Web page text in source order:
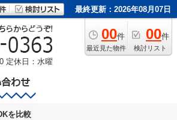
最終更新：2026年08月07日
00件
最近見た物件
00件
検討リスト
定休日：水曜
を比較